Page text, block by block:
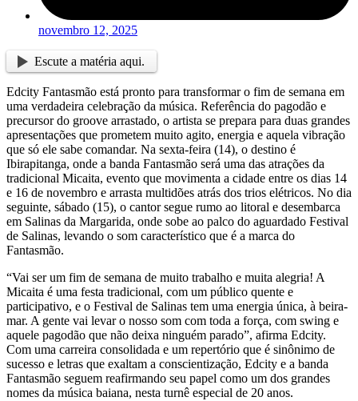
novembro 12, 2025
Escute a matéria aqui.
Edcity Fantasmão está pronto para transformar o fim de semana em
uma verdadeira celebração da música. Referência do pagodão e
precursor do groove arrastado, o artista se prepara para duas grandes
apresentações que prometem muito agito, energia e aquela vibração
que só ele sabe comandar. Na sexta-feira (14), o destino é
Ibirapitanga, onde a banda Fantasmão será uma das atrações da
tradicional Micaita, evento que movimenta a cidade entre os dias 14
e 16 de novembro e arrasta multidões atrás dos trios elétricos. No dia
seguinte, sábado (15), o cantor segue rumo ao litoral e desembarca
em Salinas da Margarida, onde sobe ao palco do aguardado Festival
de Salinas, levando o som característico que é a marca do
Fantasmão.
“Vai ser um fim de semana de muito trabalho e muita alegria! A
Micaita é uma festa tradicional, com um público quente e
participativo, e o Festival de Salinas tem uma energia única, à beira-
mar. A gente vai levar o nosso som com toda a força, com swing e
aquele pagodão que não deixa ninguém parado”, afirma Edcity.
Com uma carreira consolidada e um repertório que é sinônimo de
sucesso e letras que exaltam a conscientização, Edcity e a banda
Fantasmão seguem reafirmando seu papel como um dos grandes
nomes da música baiana, nesta turnê especial de 20 anos.